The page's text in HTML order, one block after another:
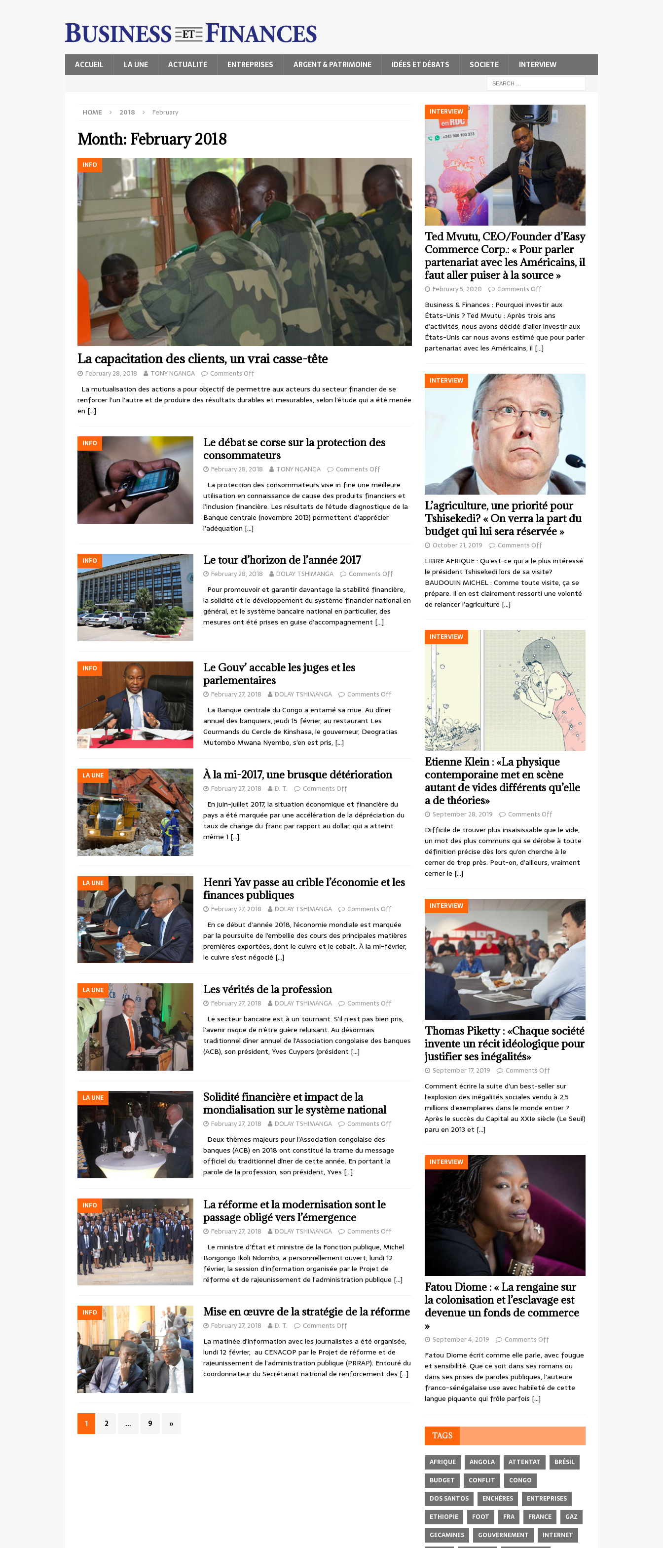
ACCUEIL LA UNE ACTUALITE ENTREPRISES ARGENT & PATRIMOINE IDÉES ET DÉBATS SOCIETE INTERVIEW
HOME 2018 February
Month: February 2018
INFO
La capacitation des clients, un vrai casse-tête
February 28, 2018 TONY NGANGA Comments Off
La mutualisation des actions a pour objectif de permettre aux acteurs du secteur financier de se
renforcer l’un l’autre et de produire des résultats durables et mesurables, selon l’étude qui a été menée
en […]
INFO
Le débat se corse sur la protection des
consommateurs
February 28, 2018 TONY NGANGA Comments Off
La protection des consommateurs vise in fine une meilleure
utilisation en connaissance de cause des produits financiers et
l’inclusion financière. Les résultats de l’étude diagnostique de la
Banque centrale (novembre 2013) permettent d’apprécier
l’adéquation […]
INFO Le tour d’horizon de l’année 2017
February 28, 2018 DOLAY TSHIMANGA Comments Off
Pour promouvoir et garantir davantage la stabilité financière,
la solidité et le développement du système financier national en
général, et le système bancaire national en particulier, des
mesures ont été prises en guise d’accompagnement […]
INFO
Le Gouv’ accable les juges et les
parlementaires
February 27, 2018 DOLAY TSHIMANGA Comments Off
La Banque centrale du Congo a entamé sa mue. Au dîner
annuel des banquiers, jeudi 15 février, au restaurant Les
Gourmands du Cercle de Kinshasa, le gouverneur, Deogratias
Mutombo Mwana Nyembo, s’en est pris, […]
LA UNE À la mi-2017, une brusque détérioration
February 27, 2018 D. T. Comments Off
En juin-juillet 2017, la situation économique et financière du
pays a été marquée par une accélération de la dépréciation du
taux de change du franc par rapport au dollar, qui a atteint
même 1 […]
LA UNE
Henri Yav passe au crible l’économie et les
finances publiques
February 27, 2018 DOLAY TSHIMANGA Comments Off
En ce début d’année 2018, l’économie mondiale est marquée
par la poursuite de l’embellie des cours des principales matières
premières exportées, dont le cuivre et le cobalt. À la mi-février,
le cuivre s’est négocié […]
LA UNE Les vérités de la profession
February 27, 2018 DOLAY TSHIMANGA Comments Off
Le secteur bancaire est à un tournant. S’il n’est pas bien pris,
l’avenir risque de n’être guère reluisant. Au désormais
traditionnel dîner annuel de l’Association congolaise des banques
(ACB), son président, Yves Cuypers (président […]
LA UNE
Solidité financière et impact de la
mondialisation sur le système national
February 27, 2018 DOLAY TSHIMANGA Comments Off
Deux thèmes majeurs pour l’Association congolaise des
banques (ACB) en 2018 ont constitué la trame du message
officiel du traditionnel dîner de cette année. En portant la
parole de la profession, son président, Yves […]
INFO
La réforme et la modernisation sont le
passage obligé vers l’émergence
February 27, 2018 DOLAY TSHIMANGA Comments Off
Le ministre d’État et ministre de la Fonction publique, Michel
Bongongo Ikoli Ndombo, a personnellement ouvert, lundi 12
février, la session d’information organisée par le Projet de
réforme et de rajeunissement de l’administration publique […]
INFO Mise en œuvre de la stratégie de la réforme
February 27, 2018 D. T. Comments Off
La matinée d’information avec les journalistes a été organisée,
lundi 12 février, au CENACOP par le Projet de réforme et de
rajeunissement de l’administration publique (PRRAP). Entouré du
coordonnateur du Secrétariat national de renforcement des […]
1 2 … 9 »
INTERVIEW
Ted Mvutu, CEO/Founder d’Easy
Commerce Corp.: « Pour parler
partenariat avec les Américains, il
faut aller puiser à la source »
February 5, 2020 Comments Off
Business & Finances : Pourquoi investir aux
États-Unis ? Ted Mvutu : Après trois ans
d’activités, nous avons décidé d’aller investir aux
États-Unis car nous avons estimé que pour parler
partenariat avec les Américains, il […]
INTERVIEW
L’agriculture, une priorité pour
Tshisekedi? « On verra la part du
budget qui lui sera réservée »
October 21, 2019 Comments Off
LIBRE AFRIQUE : Qu’est-ce qui a le plus intéressé
le président Tshisekedi lors de sa visite?
BAUDOUIN MICHEL : Comme toute visite, ça se
prépare. Il en est clairement ressorti une volonté
de relancer l’agriculture […]
INTERVIEW
Etienne Klein : «La physique
contemporaine met en scène
autant de vides différents qu’elle
a de théories»
September 28, 2019 Comments Off
Difficile de trouver plus insaisissable que le vide,
un mot des plus communs qui se dérobe à toute
définition précise dès lors qu’on cherche à le
cerner de trop près. Peut-on, d’ailleurs, vraiment
cerner le […]
INTERVIEW
Thomas Piketty : «Chaque société
invente un récit idéologique pour
justifier ses inégalités»
September 17, 2019 Comments Off
Comment écrire la suite d’un best-seller sur
l’explosion des inégalités sociales vendu à 2,5
millions d’exemplaires dans le monde entier ?
Après le succès du Capital au XXIe siècle (Le Seuil)
paru en 2013 et […]
INTERVIEW
Fatou Diome : « La rengaine sur
la colonisation et l’esclavage est
devenue un fonds de commerce
»
September 4, 2019 Comments Off
Fatou Diome écrit comme elle parle, avec fougue
et sensibilité. Que ce soit dans ses romans ou
dans ses prises de paroles publiques, l’auteure
franco-sénégalaise use avec habileté de cette
langue piquante qui frôle parfois […]
TAGS
AFRIQUE ANGOLA ATTENTAT
BRÉSIL
BUDGET
CONFLIT
CONGO
DOS SANTOS
ENCHÈRES
ENTREPRISES
ETHIOPIE
FOOT FRA FRANCE
GAZ
GECAMINES
GOUVERNEMENT INTERNET